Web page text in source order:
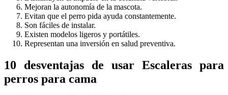
Mejoran la autonomía de la mascota.
Evitan que el perro pida ayuda constantemente.
Son fáciles de instalar.
Existen modelos ligeros y portátiles.
Representan una inversión en salud preventiva.
10 desventajas de usar Escaleras para
perros para cama